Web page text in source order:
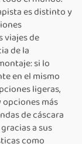
es distinto y
viajes de
de la
si lo
en el mismo
ligeras,
más
de cáscara
a sus
como